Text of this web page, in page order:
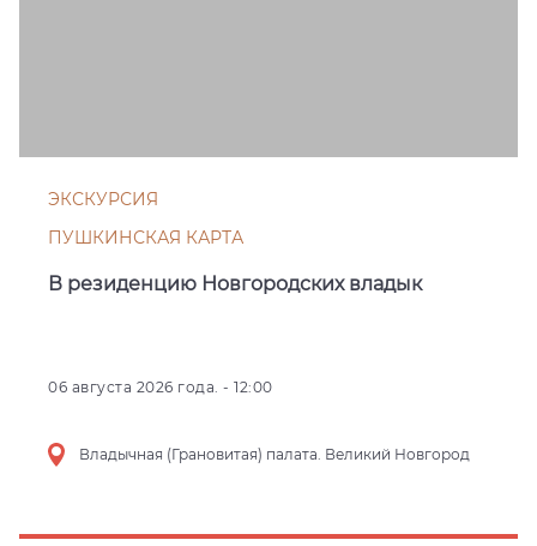
ЭКСКУРСИЯ
ПУШКИНСКАЯ КАРТА
В резиденцию Новгородских владык
06 августа 2026 года. - 12:00
Владычная (Грановитая) палата. Великий Новгород